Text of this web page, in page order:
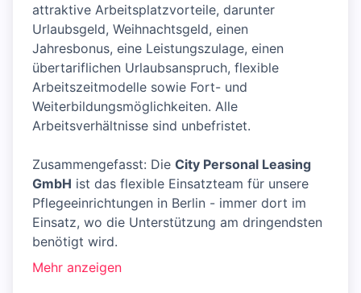
attraktive Arbeitsplatzvorteile, darunter
Urlaubsgeld, Weihnachtsgeld, einen
Jahresbonus, eine Leistungszulage, einen
übertariflichen Urlaubsanspruch, flexible
Arbeitszeitmodelle sowie Fort- und
Weiterbildungsmöglichkeiten. Alle
Arbeitsverhältnisse sind unbefristet.
Zusammengefasst: Die City Personal Leasing
GmbH ist das flexible Einsatzteam für unsere
Pflegeeinrichtungen in Berlin - immer dort im
Einsatz, wo die Unterstützung am dringendsten
benötigt wird.
Mehr anzeigen